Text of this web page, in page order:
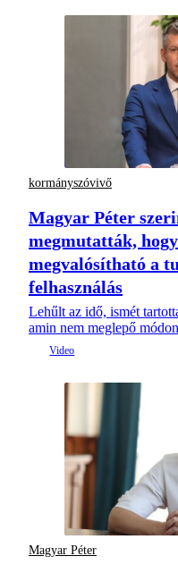
kormányszóvivő
Magyar Péter
megmutatták,
megvalósítható a
felhasználás
Lehűlt az idő, ismét
amin nem meglepő
Magyar Péter